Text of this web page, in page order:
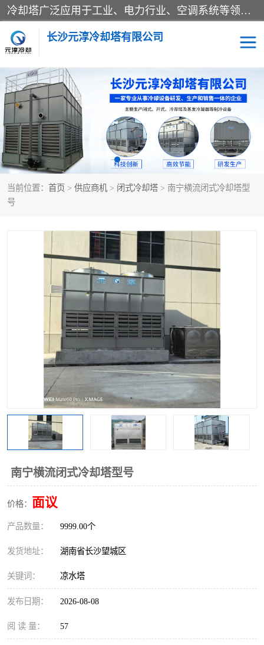
冷却塔广泛应用于工业、电力行业、空调系统等领域。在电力行业中，用于冷却发电机组的循环水；在工业生产中，如化工、冶金等行业，可降低生产过程中产生的热量；在空调系统中，为空调设备提供冷却水源
长沙元淳冷却塔有限公司
当前位置： 首页 > 供应商机 > 闭式冷却塔 > 南宁横流闭式冷却塔型
号
南宁横流闭式冷却塔型号
价格： 面议
产品数量： 9999.00个
发货地址： 湖南省长沙望城区
关键词： 凉水塔
发布日期： 2026-08-08
阅 读 量： 57
方形开式冷却塔 圆形冷却塔
闭式冷却塔 水箱
电控箱 水泵
板式换热器